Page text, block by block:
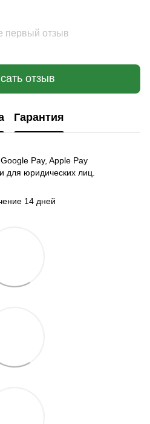
первый отзыв
отзыв
Гарантия
Pay, Apple Pay
для юридических лиц.
14 дней